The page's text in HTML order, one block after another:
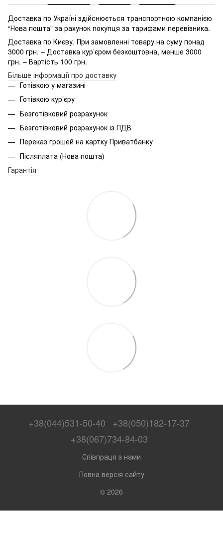
Доставка по Україні здійснюється транспортною компанією
“Нова пошта” за рахунок покупця за тарифами перевізника.
Доставка по Києву. При замовленні товару на суму понад
3000 грн. – Доставка кур’єром безкоштовна, менше 3000
грн. – Вартість 100 грн.
Більше інформації про доставку
Готівкою у магазині
Готівкою кур’єру
Безготівковий розрахунок
Безготівковий розрахунок із ПДВ
Переказ грошей на картку Приватбанку
Післяплата (Нова пошта)
Гарантія
+38(044)531-50-40
+38(050)182-17-37
+38(067)734-84-03
Співпраця з нами
Повна версія сайту
© 2026